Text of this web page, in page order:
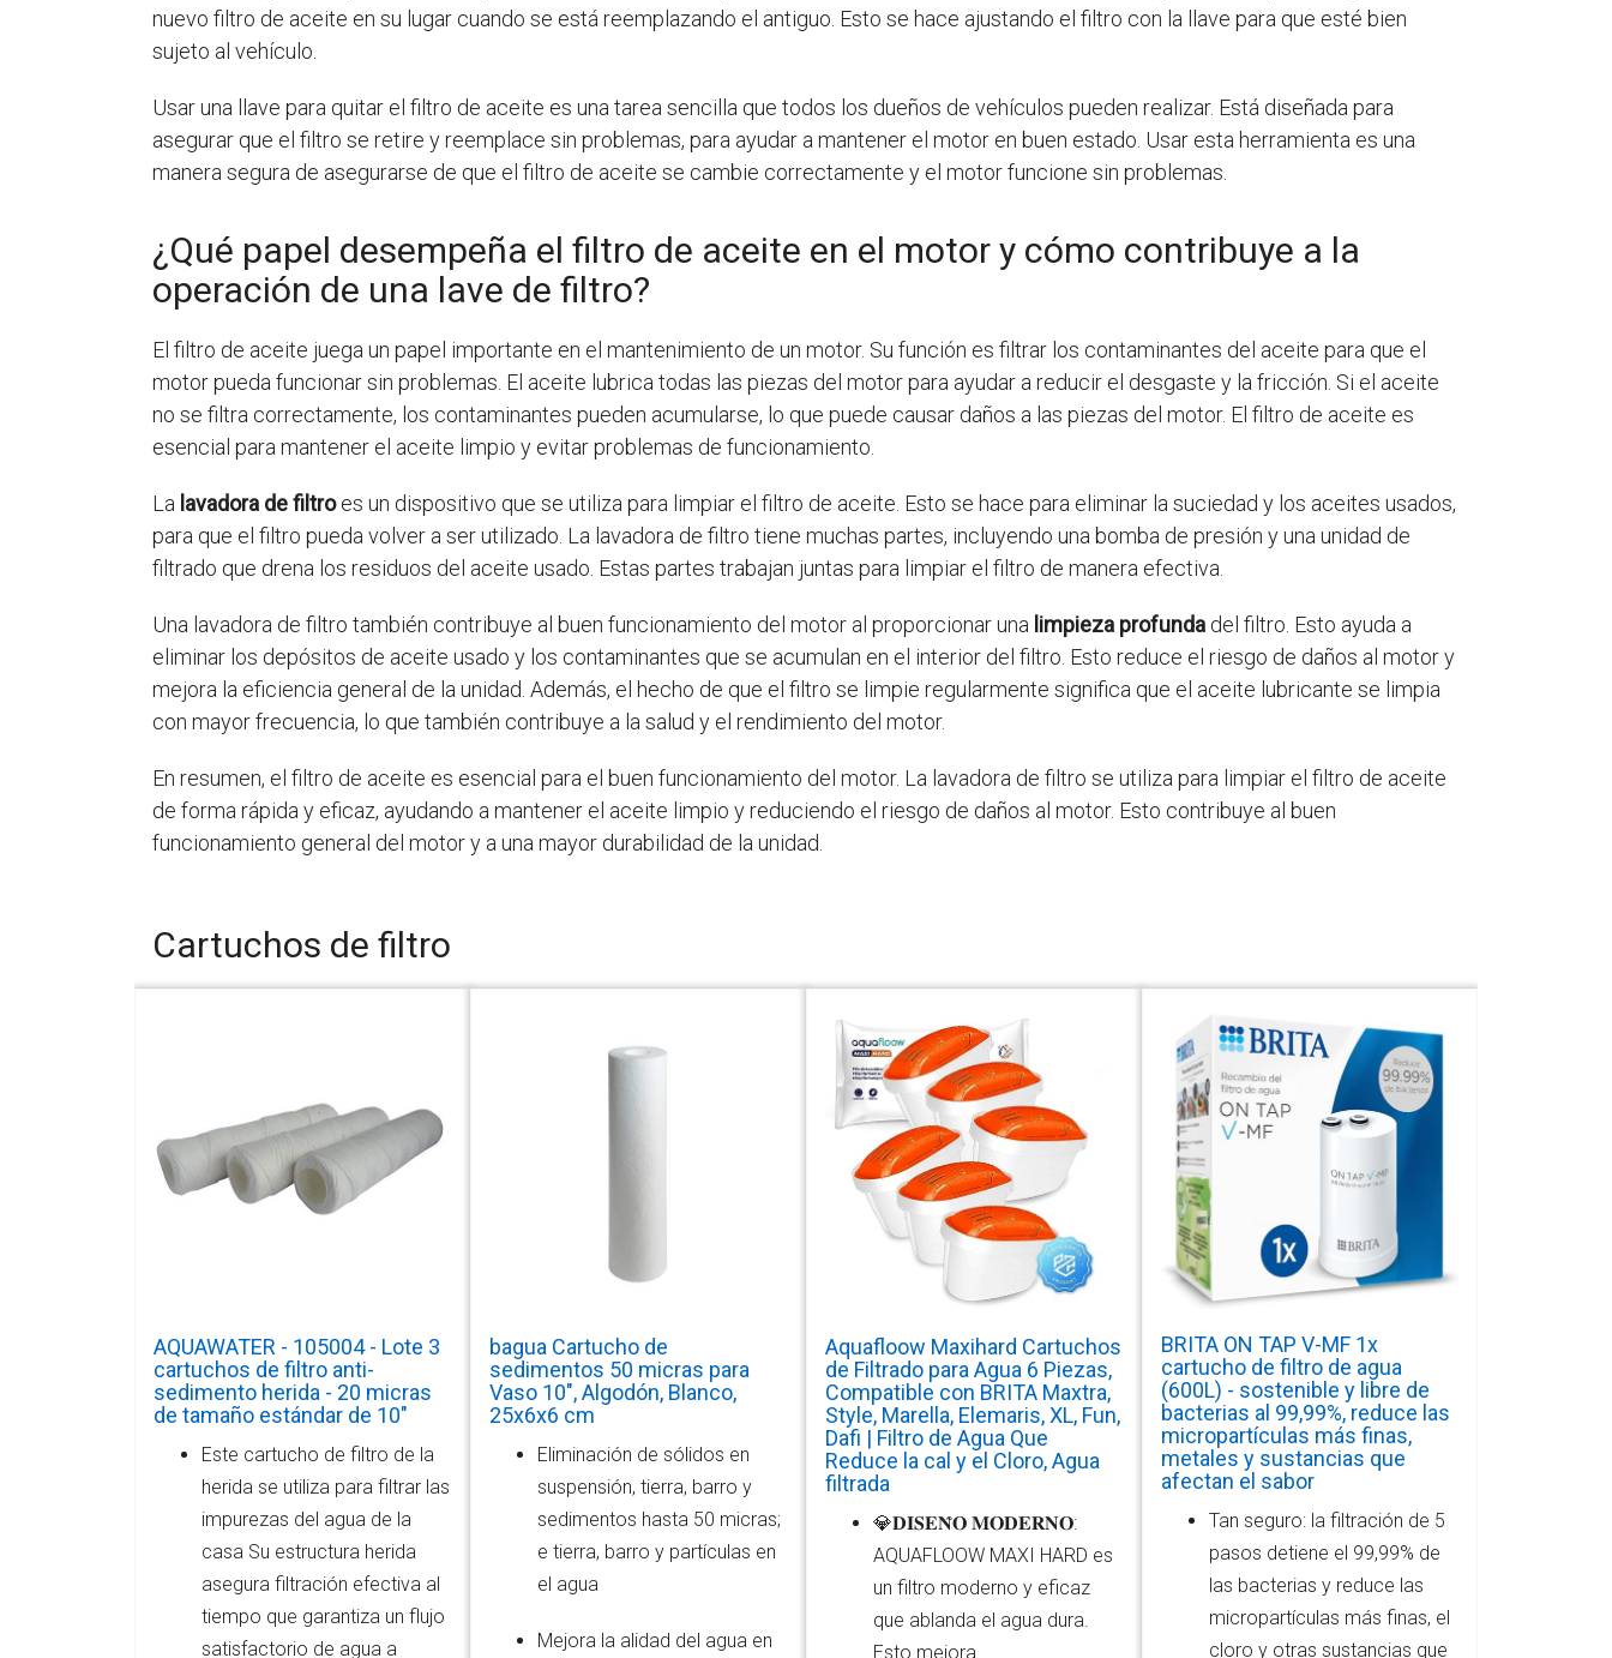
nuevo filtro de aceite en su lugar cuando se está reemplazando el antiguo. Esto se hace ajustando el filtro con la llave para que esté bien
sujeto al vehículo.
Usar una llave para quitar el filtro de aceite es una tarea sencilla que todos los dueños de vehículos pueden realizar. Está diseñada para
asegurar que el filtro se retire y reemplace sin problemas, para ayudar a mantener el motor en buen estado. Usar esta herramienta es una
manera segura de asegurarse de que el filtro de aceite se cambie correctamente y el motor funcione sin problemas.
¿Qué papel desempeña el filtro de aceite en el motor y cómo contribuye a la
operación de una lave de filtro?
El filtro de aceite juega un papel importante en el mantenimiento de un motor. Su función es filtrar los contaminantes del aceite para que el
motor pueda funcionar sin problemas. El aceite lubrica todas las piezas del motor para ayudar a reducir el desgaste y la fricción. Si el aceite
no se filtra correctamente, los contaminantes pueden acumularse, lo que puede causar daños a las piezas del motor. El filtro de aceite es
esencial para mantener el aceite limpio y evitar problemas de funcionamiento.
La lavadora de filtroes un dispositivo que se utiliza para limpiar el filtro de aceite. Esto se hace para eliminar la suciedad y los aceites usados,
para que el filtro pueda volver a ser utilizado. La lavadora de filtro tiene muchas partes, incluyendo una bomba de presión y una unidad de
filtrado que drena los residuos del aceite usado. Estas partes trabajan juntas para limpiar el filtro de manera efectiva.
Una lavadora de filtro también contribuye al buen funcionamiento del motor al proporcionar una limpieza profunda del filtro. Esto ayuda a
eliminar los depósitos de aceite usado y los contaminantes que se acumulan en el interior del filtro. Esto reduce el riesgo de daños al motor y
mejora la eficiencia general de la unidad. Además, el hecho de que el filtro se limpie regularmente significa que el aceite lubricante se limpia
con mayor frecuencia, lo que también contribuye a la salud y el rendimiento del motor.
En resumen, el filtro de aceite es esencial para el buen funcionamiento del motor. La lavadora de filtro se utiliza para limpiar el filtro de aceite
de forma rápida y eficaz, ayudando a mantener el aceite limpio y reduciendo el riesgo de daños al motor. Esto contribuye al buen
funcionamiento general del motor y a una mayor durabilidad de la unidad.
Cartuchos de filtro
AQUAWATER - 105004 - Lote 3
cartuchos de filtro anti-
sedimento herida - 20 micras
de tamaño estándar de 10"
Este cartucho de filtro de la
herida se utiliza para filtrar las
impurezas del agua de la
casa Su estructura herida
asegura filtración efectiva al
tiempo que garantiza un flujo
satisfactorio de agua a
bagua Cartucho de
sedimentos 50 micras para
Vaso 10", Algodón, Blanco,
25x6x6 cm
Eliminación de sólidos en
suspensión, tierra, barro y
sedimentos hasta 50 micras;
e tierra, barro y partículas en
el agua
Mejora la alidad del agua en
Aquafloow Maxihard Cartuchos
de Filtrado para Agua 6 Piezas,
Compatible con BRITA Maxtra,
Style, Marella, Elemaris, XL, Fun,
Dafi | Filtro de Agua Que
Reduce la cal y el Cloro, Agua
filtrada
💎𝐃𝐈𝐒𝐄𝐍̃𝐎 𝐌𝐎𝐃𝐄𝐑𝐍𝐎:
AQUAFLOOW MAXI HARD es
un filtro moderno y eficaz
que ablanda el agua dura.
Esto mejora
BRITA ON TAP V-MF 1x
cartucho de filtro de agua
(600L) - sostenible y libre de
bacterias al 99,99%, reduce las
micropartículas más finas,
metales y sustancias que
afectan el sabor
Tan seguro: la filtración de 5
pasos detiene el 99,99% de
las bacterias y reduce las
micropartículas más finas, el
cloro y otras sustancias que